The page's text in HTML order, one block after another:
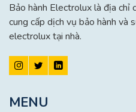
Bảo hành Electrolux là địa chỉ
cung cấp dịch vụ bảo hành và
electrolux tại nhà.
MENU